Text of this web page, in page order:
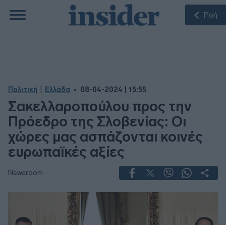
Ροή
Πολιτική Ελλάδα 08-04-2024 | 15:55
Σακελλαροπούλου προς την
Πρόεδρο της Σλοβενίας: Οι
χώρες μας ασπάζονται κοινές
ευρωπαϊκές αξίες
Newsroom